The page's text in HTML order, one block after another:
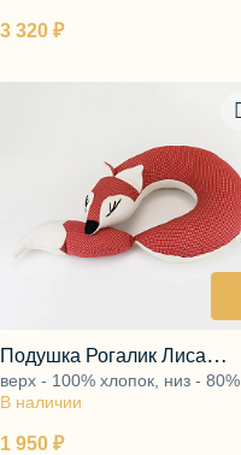
3 320 ₽
1 950 ₽
В наличии
Подушка Рогалик Лиса
Мелисса
верх - 100% хлопок, низ - 80%
хлопок, 20% полиэфир,